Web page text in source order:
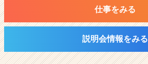
仕事をみる
説明会情報をみる